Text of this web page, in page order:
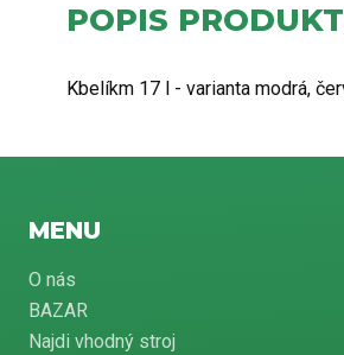
POPIS
Kbelíkm 17 l - varianta modrá,
MENU
O nás
BAZAR
Najdi vhodný stroj